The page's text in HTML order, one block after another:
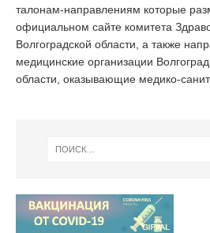
талонам-направлениям которые
официальном сайте комитета
Волгоградской области, а также
медицинские организации
области, оказывающие медико-